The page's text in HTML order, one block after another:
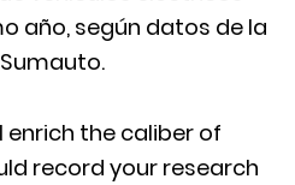
año, según datos de la
the caliber of
record your research